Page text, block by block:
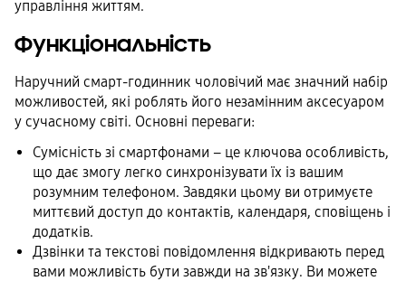
управління життям.
Функціональність
Наручний смарт-годинник чоловічий має значний набір
можливостей, які роблять його незамінним аксесуаром
у сучасному світі. Основні переваги:
Сумісність зі смартфонами – це ключова особливість,
що дає змогу легко синхронізувати їх із вашим
розумним телефоном. Завдяки цьому ви отримуєте
миттєвий доступ до контактів, календаря, сповіщень і
додатків.
Дзвінки та текстові повідомлення відкривають перед
вами можливість бути завжди на зв'язку. Ви можете